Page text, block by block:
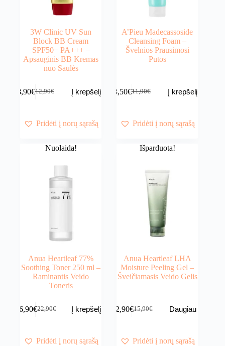
3W Clinic UV Sun
Block BB Cream
SPF50+ PA+++ –
Apsauginis BB Kremas
nuo Saulės
12,90€
Original
12,90€.
8,90€Current
8,90€.
Į krepšelį
Pridėti į norų sąrašą
A’Pieu Madecassoside
Cleansing Foam –
Švelnios Prausimosi
Putos
11,90€
Original
11,90€.
8,50€Current
8,50€.
Į krepšelį
Pridėti į norų sąrašą
Nuolaida!
Anua Heartleaf 77%
Soothing Toner 250 ml –
Raminantis Veido
Toneris
22,90€
Original
22,90€.
16,90€Current
16,90€.
Į krepšelį
Pridėti į norų sąrašą
Išparduota!
Anua Heartleaf LHA
Moisture Peeling Gel –
Šveičiamasis Veido Gelis
15,90€
Original
15,90€.
12,90€Current
12,90€.
Daugiau
Pridėti į norų sąrašą